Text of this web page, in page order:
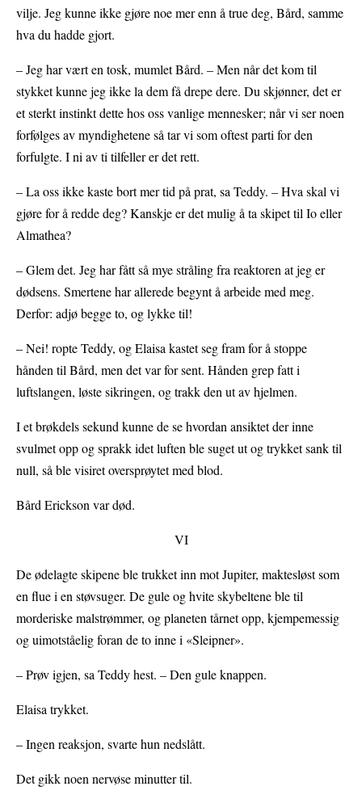
vilje. Jeg kunne ikke gjøre noe mer enn å true deg, Bård, samme
hva du hadde gjort.
– Jeg har vært en tosk, mumlet Bård. – Men når det kom til
stykket kunne jeg ikke la dem få drepe dere. Du skjønner, det er
et sterkt instinkt dette hos oss vanlige mennesker; når vi ser noen
forfølges av myndighetene så tar vi som oftest parti for den
forfulgte. I ni av ti tilfeller er det rett.
– La oss ikke kaste bort mer tid på prat, sa Teddy. – Hva skal vi
gjøre for å redde deg? Kanskje er det mulig å ta skipet til Io eller
Almathea?
– Glem det. Jeg har fått så mye stråling fra reaktoren at jeg er
dødsens. Smertene har allerede begynt å arbeide med meg.
Derfor: adjø begge to, og lykke til!
– Nei! ropte Teddy, og Elaisa kastet seg fram for å stoppe
hånden til Bård, men det var for sent. Hånden grep fatt i
luftslangen, løste sikringen, og trakk den ut av hjelmen.
I et brøkdels sekund kunne de se hvordan ansiktet der inne
svulmet opp og sprakk idet luften ble suget ut og trykket sank til
null, så ble visiret oversprøytet med blod.
Bård Erickson var død.
VI
De ødelagte skipene ble trukket inn mot Jupiter, maktesløst som
en flue i en støvsuger. De gule og hvite skybeltene ble til
morderiske malstrømmer, og planeten tårnet opp, kjempemessig
og uimotståelig foran de to inne i «Sleipner».
– Prøv igjen, sa Teddy hest. – Den gule knappen.
Elaisa trykket.
– Ingen reaksjon, svarte hun nedslått.
Det gikk noen nervøse minutter til.